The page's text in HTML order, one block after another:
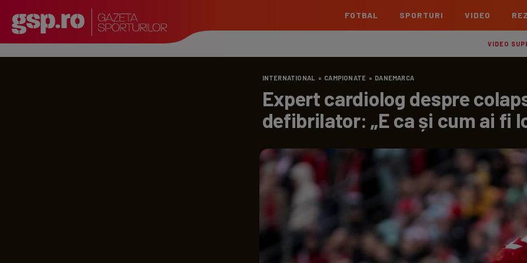
FOTBAL
Echipe Meciuri
Liga 2
Echipe
Echipe Meciuri
Echipe
La
Echipe
Echipe
SPORTURI VIDEO
VIDEO
INTERNATIONAL » CAMPIONATE » DANEMARCA
Expert cardiolog despre
defibrilator: „E ca și cum ai fi